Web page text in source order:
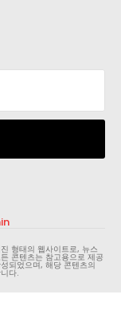
형태의 웹사이트로, 뉴스
콘텐츠는 참고용으로 제공
되었으며, 해당 콘텐츠의
다.